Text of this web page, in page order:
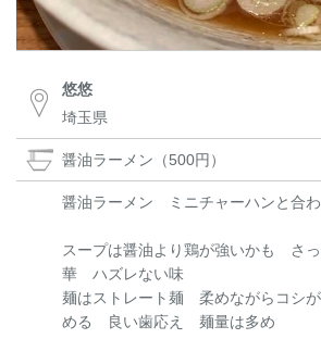
悠悠
埼玉県
醤油ラーメン（500円）
醤油ラーメン ミニチャーハンと合
スープは醤油より鶏が強いかも さ
華 ハズレない味
麺はストレート麺 柔めながらコシ
める 良い歯応え 麺量は多め